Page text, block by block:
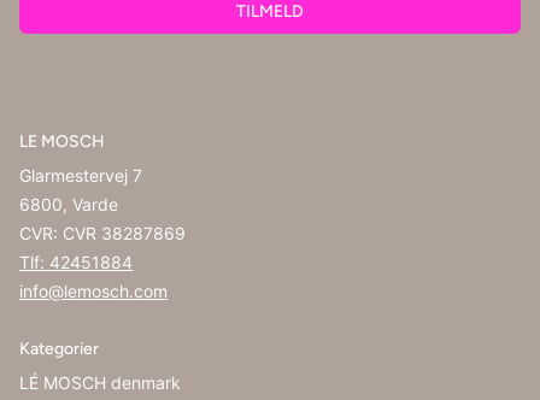
TILMELD
LE MOSCH
Glarmestervej 7
6800, Varde
CVR: CVR 38287869
Tlf: 42451884
info@lemosch.com
Kategorier
LÉ MOSCH denmark